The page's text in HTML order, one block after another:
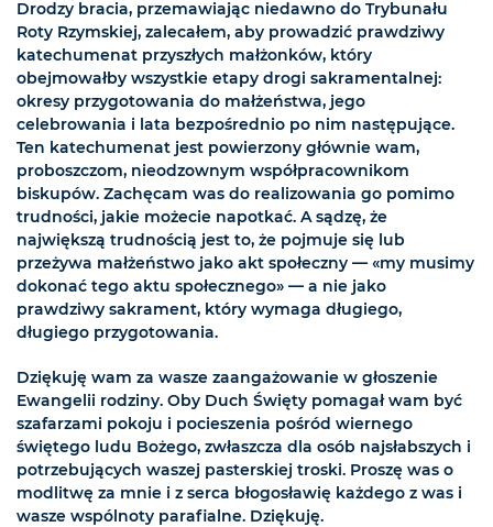
Drodzy bracia, przemawiając niedawno do Trybunału
Roty Rzymskiej, zalecałem, aby prowadzić prawdziwy
katechumenat przyszłych małżonków, który
obejmowałby wszystkie etapy drogi sakramentalnej:
okresy przygotowania do małżeństwa, jego
celebrowania i lata bezpośrednio po nim następujące.
Ten katechumenat jest powierzony głównie wam,
proboszczom, nieodzownym współpracownikom
biskupów. Zachęcam was do realizowania go pomimo
trudności, jakie możecie napotkać. A sądzę, że
największą trudnością jest to, że pojmuje się lub
przeżywa małżeństwo jako akt społeczny — «my musimy
dokonać tego aktu społecznego» — a nie jako
prawdziwy sakrament, który wymaga długiego,
długiego przygotowania.
Dziękuję wam za wasze zaangażowanie w głoszenie
Ewangelii rodziny. Oby Duch Święty pomagał wam być
szafarzami pokoju i pocieszenia pośród wiernego
świętego ludu Bożego, zwłaszcza dla osób najsłabszych i
potrzebujących waszej pasterskiej troski. Proszę was o
modlitwę za mnie i z serca błogosławię każdego z was i
wasze wspólnoty parafialne. Dziękuję.